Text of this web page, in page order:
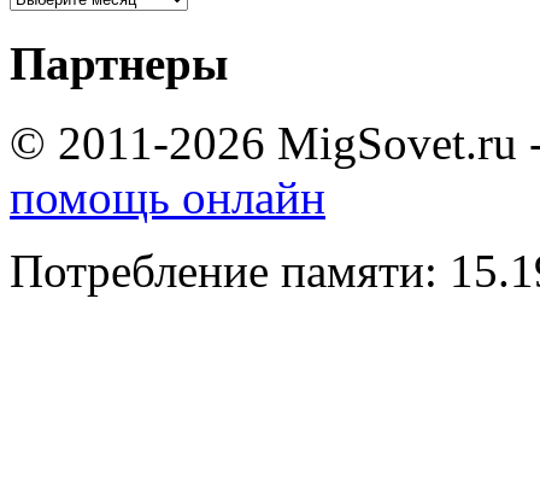
Партнеры
© 2011-2026 MigSovet.ru
помощь онлайн
Потребление памяти: